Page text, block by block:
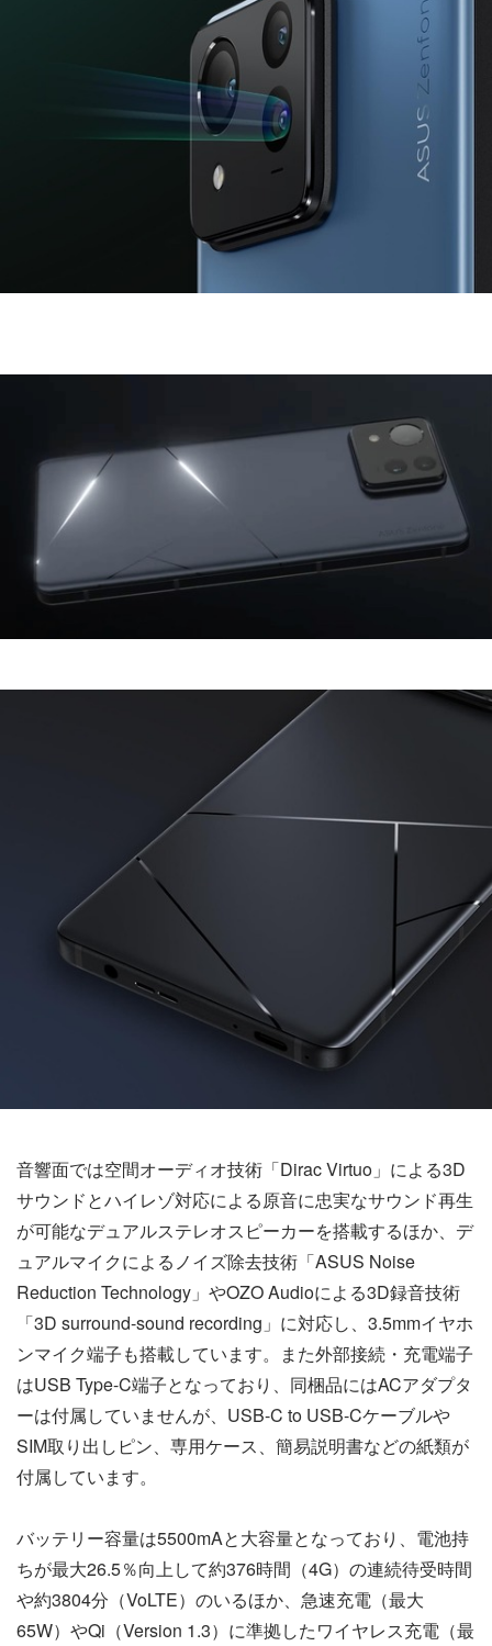
音響面では空間オーディオ技術「Dirac Virtuo」による3D
サウンドとハイレゾ対応による原音に忠実なサウンド再生
が可能なデュアルステレオスピーカーを搭載するほか、デ
ュアルマイクによるノイズ除去技術「ASUS Noise
Reduction Technology」やOZO Audioによる3D録音技術
「3D surround-sound recording」に対応し、3.5mmイヤホ
ンマイク端子も搭載しています。また外部接続・充電端子
はUSB Type-C端子となっており、同梱品にはACアダプタ
ーは付属していませんが、USB-C to USB-Cケーブルや
SIM取り出しピン、専用ケース、簡易説明書などの紙類が
付属しています。
バッテリー容量は5500mAと大容量となっており、電池持
ちが最大26.5％向上して約376時間（4G）の連続待受時間
や約3804分（VoLTE）のいるほか、急速充電（最大
65W）やQi（Version 1.3）に準拠したワイヤレス充電（最